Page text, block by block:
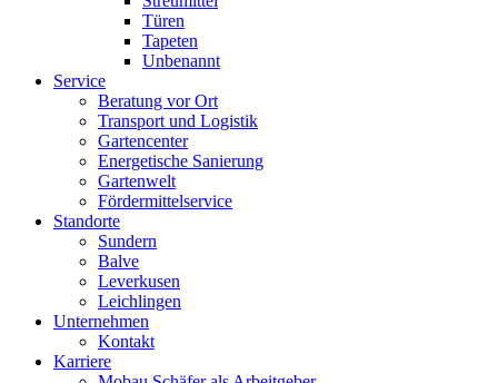
Türen
Tapeten
Unbenannt
Service
Beratung vor Ort
Transport und Logistik
Gartencenter
Energetische Sanierung
Gartenwelt
Fördermittelservice
Standorte
Sundern
Balve
Leverkusen
Leichlingen
Unternehmen
Kontakt
Karriere